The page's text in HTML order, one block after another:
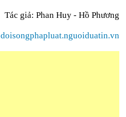
Tác giả: Phan Huy - Hồ Phương
doisongphapluat.nguoiduatin.vn